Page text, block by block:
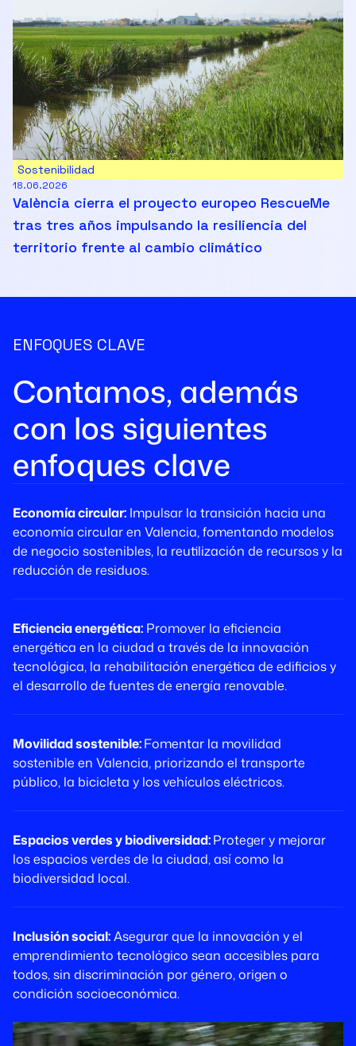
Sostenibilidad
18.06.2026
València cierra el proyecto europeo RescueMe
tras tres años impulsando la resiliencia del
territorio frente al cambio climático
ENFOQUES CLAVE
Contamos, además
con los siguientes
enfoques clave
Economía circular: Impulsar la transición hacia una
economía circular en Valencia, fomentando modelos
de negocio sostenibles, la reutilización de recursos y la
reducción de residuos.
Eficiencia energética: Promover la eficiencia
energética en la ciudad a través de la innovación
tecnológica, la rehabilitación energética de edificios y
el desarrollo de fuentes de energía renovable.
Movilidad sostenible:Fomentar la movilidad
sostenible en Valencia, priorizando el transporte
público, la bicicleta y los vehículos eléctricos.
Espacios verdes y biodiversidad:Proteger y mejorar
los espacios verdes de la ciudad, así como la
biodiversidad local.
Inclusión social:Asegurar que la innovación y el
emprendimiento tecnológico sean accesibles para
todos, sin discriminación por género, origen o
condición socioeconómica.